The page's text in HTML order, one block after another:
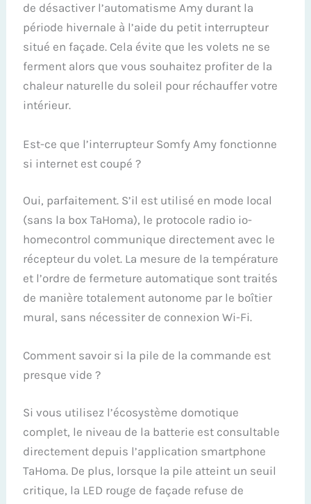
de désactiver l’automatisme Amy durant la
période hivernale à l’aide du petit interrupteur
situé en façade. Cela évite que les volets ne se
ferment alors que vous souhaitez profiter de la
chaleur naturelle du soleil pour réchauffer votre
intérieur.
Est-ce que l’interrupteur Somfy Amy fonctionne
si internet est coupé ?
Oui, parfaitement. S’il est utilisé en mode local
(sans la box TaHoma), le protocole radio io-
homecontrol communique directement avec le
récepteur du volet. La mesure de la température
et l’ordre de fermeture automatique sont traités
de manière totalement autonome par le boîtier
mural, sans nécessiter de connexion Wi-Fi.
Comment savoir si la pile de la commande est
presque vide ?
Si vous utilisez l’écosystème domotique
complet, le niveau de la batterie est consultable
directement depuis l’application smartphone
TaHoma. De plus, lorsque la pile atteint un seuil
critique, la LED rouge de façade refuse de